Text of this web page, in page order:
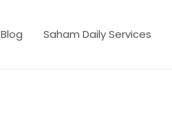
Blog Saham Daily Services